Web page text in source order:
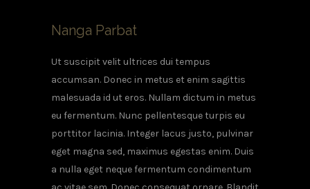
Nanga Parbat
Ut suscipit velit ultrices dui tempus
accumsan. Donec in metus et enim sagittis
malesuada id ut eros. Nullam dictum in metus
eu fermentum. Nunc pellentesque turpis eu
porttitor lacinia. Integer lacus justo, pulvinar
eget magna sed, maximus egestas enim. Duis
a nulla eget neque fermentum condimentum